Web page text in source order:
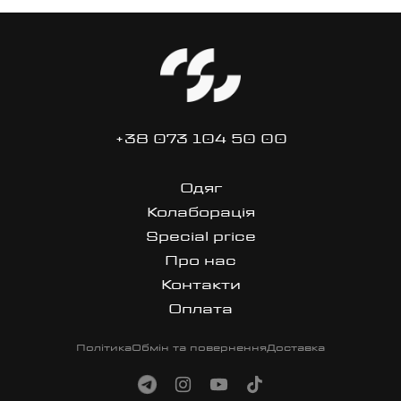
+38 073 104 50 00
Одяг
Колаборація
Special price
Про нас
Контакти
Оплата
ПолітикаОбмін та поверненняДоставка